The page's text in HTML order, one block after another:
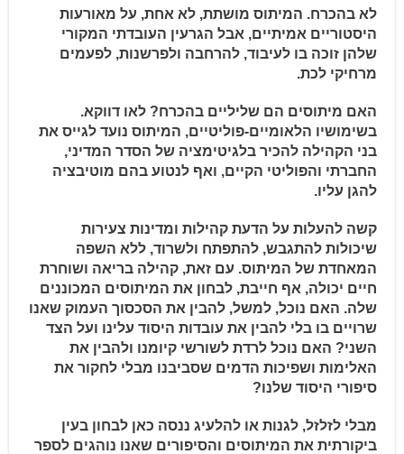
לא בהכרח. המיתוס מושתת, לא אחת, על מאורעות
היסטוריים אמיתיים, אבל הגרעין העובדתי המקורי
שלהן זוכה בו לעיבוד, להרחבה ולפרשנות, לפעמים
מרחיקי לכת.
האם מיתוסים הם שליליים בהכרח? לאו דווקא.
בשימושיו הלאומיים-פוליטיים, המיתוס נועד לגייס את
בני הקהילה להכיר בלגיטימציה של הסדר המדיני,
החברתי והפוליטי הקיים, ואף לנטוע בהם מוטיבציה
להגן עליו.
קשה להעלות על הדעת קהילות ומדינות צעירות
שיכולות להתגבש, להתפתח ולשרוד, ללא השפה
המאחדת של המיתוס. עם זאת, קהילה בריאה ושוחרת
חיים יכולה, אף חייבת, לבחון את המיתוסים המכוננים
שלה. האם נוכל, למשל, להבין את הסכסוך העמוק שאנו
שרויים בו בלי להבין את עובדות היסוד עלינו ועל הצד
השני? האם נוכל לרדת לשורשי קיומנו ולהבין את
האלימות ושפיכות הדמים שסביבנו מבלי לחקור את
סיפורי היסוד שלנו?
מבלי לזלזל, לגנות או להלעיג ננסה כאן לבחון בעין
ביקורתית את המיתוסים והסיפורים שאנו נוהגים לספר